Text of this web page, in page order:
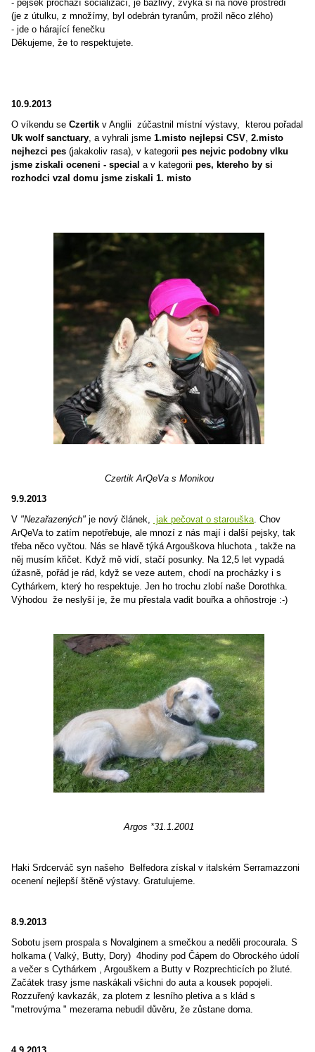
- pejsek prochází socializací, je bázlivý, zvyká si na nové prostředí
(je z útulku, z množírny, byl odebrán tyranům, prožil něco zlého)
- jde o hárající fenečku
Děkujeme, že to respektujete.
10.9.2013
O víkendu se Czertik v Anglii zúčastnil místní výstavy, kterou pořadal
Uk wolf sanctuary, a vyhrali jsme 1.misto nejlepsi CSV, 2.misto
nejhezci pes (jakakoliv rasa), v kategorii pes nejvic podobny vlku
jsme ziskali oceneni - special a v kategorii pes, ktereho by si
rozhodci vzal domu jsme ziskali 1. misto
Czertik ArQeVa s Monikou
9.9.2013
V "Nezařazených" je nový článek, jak pečovat o starouška. Chov
ArQeVa to zatím nepotřebuje, ale mnozí z nás mají i další pejsky, tak
třeba něco vyčtou. Nás se hlavě týká Argouškova hluchota , takže na
něj musím křičet. Když mě vidí, stačí posunky. Na 12,5 let vypadá
úžasně, pořád je rád, když se veze autem, chodí na procházky i s
Cythárkem, který ho respektuje. Jen ho trochu zlobí naše Dorothka.
Výhodou že neslyší je, že mu přestala vadit bouřka a ohňostroje :-)
Argos *31.1.2001
Haki Srdcerváč syn našeho Belfedora získal v italském Serramazzoni
ocenení nejlepší štěně výstavy. Gratulujeme.
8.9.2013
Sobotu jsem prospala s Novalginem a smečkou a neděli procourala. S
holkama ( Valký, Butty, Dory) 4hodiny pod Čápem do Obrockého údolí
a večer s Cythárkem , Argouškem a Butty v Rozprechticích po žluté.
Začátek trasy jsme naskákali všichni do auta a kousek popojeli.
Rozzuřený kavkazák, za plotem z lesního pletiva a s klád s
"metrovýma " mezerama nebudil důvěru, že zůstane doma.